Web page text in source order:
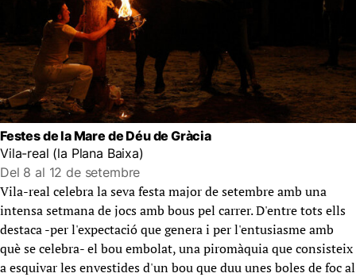
Festes de la Mare de Déu de Gràcia
Vila-real (la Plana Baixa)
Del 8 al 12 de setembre
Vila-real celebra la seva festa major de setembre amb una
intensa setmana de jocs amb bous pel carrer. D'entre tots ells
destaca -per l'expectació que genera i per l'entusiasme amb
què se celebra- el bou embolat, una piromàquia que consisteix
a esquivar les envestides d'un bou que duu unes boles de foc al